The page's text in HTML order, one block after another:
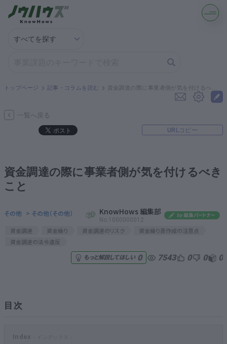
解決策を募集する
契約書ひな型を探す
専門家に電話する
資本政策を無料でお試し
無料でアンケート
トップページ 記事・コラムを読む
一覧へ戻る
URLコピー
資金調達の際に事業者側が気を付けるべき
こと
その他 > その他（その他） KnowHows 編集部
No.1000000012
資金調達 資金繰り 資金調達のリスク
資金繰り表作成の注意点
資金調達の法令違反
もっと解説してほしい 0 7543 0 0 0
目次